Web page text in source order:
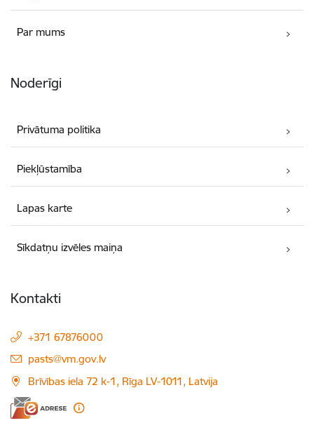
Par mums
Noderīgi
Privātuma politika
Piekļūstamība
Lapas karte
Sīkdatņu izvēles maiņa
Kontakti
+371 67876000
E-pasts:
pasts@vm.gov.lv
Brīvības iela 72 k-1, Rīga LV-1011, Latvija